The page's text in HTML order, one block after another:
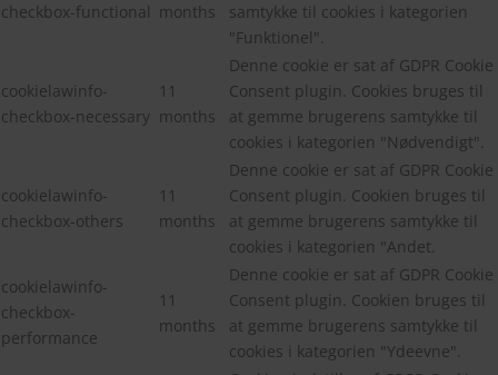
checkbox-functional months
samtykke til cookies i kategorien
"Funktionel".
cookielawinfo-
checkbox-necessary
11
months
Denne cookie er sat af GDPR Cookie
Consent plugin. Cookies bruges til
at gemme brugerens samtykke til
cookies i kategorien "Nødvendigt".
cookielawinfo-
checkbox-others
11
months
Denne cookie er sat af GDPR Cookie
Consent plugin. Cookien bruges til
at gemme brugerens samtykke til
cookies i kategorien "Andet.
cookielawinfo-
checkbox-
performance
11
months
Denne cookie er sat af GDPR Cookie
Consent plugin. Cookien bruges til
at gemme brugerens samtykke til
cookies i kategorien "Ydeevne".